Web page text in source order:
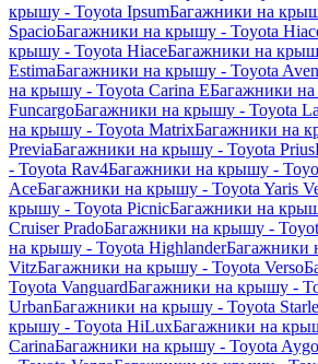
крышу - Toyota IpsumБагажники на
SpacioБагажники на крышу - Toyota
крышу - Toyota HiaceБагажники на
EstimaБагажники на крышу - Toyota
на крышу - Toyota Carina EБагажники
FuncargoБагажники на крышу - Toyota
на крышу - Toyota MatrixБагажники на
PreviaБагажники на крышу - Toyota Prius
- Toyota Rav4Багажники на крышу -
AceБагажники на крышу - Toyota Yaris
крышу - Toyota PicnicБагажники на
Cruiser PradoБагажники на крышу -
на крышу - Toyota HighlanderБагажники
VitzБагажники на крышу - Toyota Verso
Toyota VanguardБагажники на крышу -
UrbanБагажники на крышу - Toyota
крышу - Toyota HiLuxБагажники на
CarinaБагажники на крышу - Toyota Aygo